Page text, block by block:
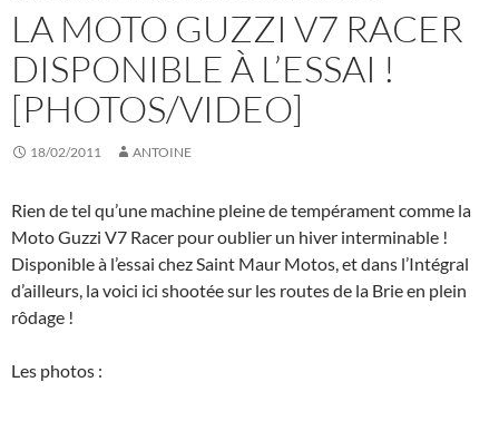
LA MOTO GUZZI V7 RACER
DISPONIBLE À L’ESSAI !
[PHOTOS/VIDEO]
18/02/2011 ANTOINE
Rien de tel qu’une machine pleine de tempérament comme la
Moto Guzzi V7 Racer pour oublier un hiver interminable !
Disponible à l’essai chez Saint Maur Motos, et dans l’Intégral
d’ailleurs, la voici ici shootée sur les routes de la Brie en plein
rôdage !
Les photos :